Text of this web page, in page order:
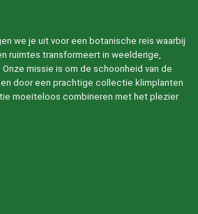
we je uit voor een botanische reis waarbij
ruimtes transformeert in weelderige,
missie is om de schoonheid van de
door een prachtige collectie klimplanten
moeiteloos combineren met het plezier